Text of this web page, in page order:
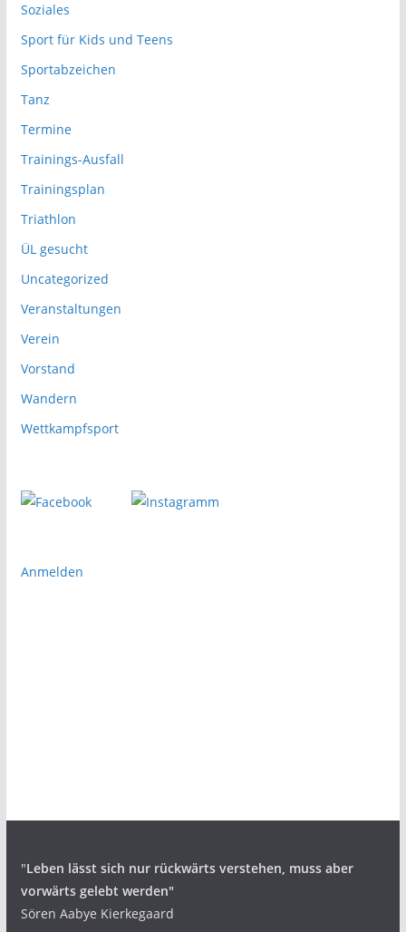
Soziales
Sport für Kids und Teens
Sportabzeichen
Tanz
Termine
Trainings-Ausfall
Trainingsplan
Triathlon
ÜL gesucht
Uncategorized
Veranstaltungen
Verein
Vorstand
Wandern
Wettkampfsport
Anmelden
"Leben lässt sich nur rückwärts verstehen, muss aber
vorwärts gelebt werden"
Sören Aabye Kierkegaard